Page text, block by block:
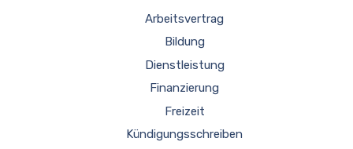
Arbeitsvertrag
Bildung
Dienstleistung
Finanzierung
Freizeit
Kündigungsschreiben